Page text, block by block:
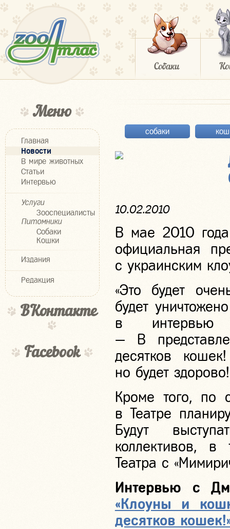
Меню
Главная
Новости
В мире животных
Статьи
Интервью
Услуги
Зооспециалисты
Питомники
Собаки
Кошки
Издания
Редакция
ВКонтакте
Facebook
собаки
10.02.2010
В мае 2010 года
официальная
с украинским
«Это будет
будет
в интервью
— В
десятков
но будет
Кроме того, по
в Театре
Будут
коллективов, в
Театра с
Интервью с
«Клоуны и
десятков